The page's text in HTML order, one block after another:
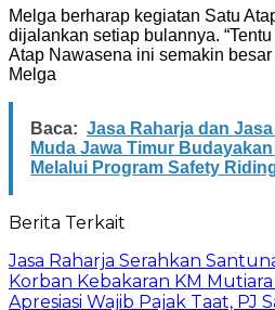
Melga berharap kegiatan Satu
dijalankan setiap bulannya.
Atap Nawasena ini semakin
Melga
Baca: Jasa Raharja dan
Muda Jawa Timur
Melalui Program Safety
Berita Terkait
Jasa Raharja Serahkan
Korban Kebakaran KM Mutiara
Apresiasi Wajib Pajak Taat, PJ